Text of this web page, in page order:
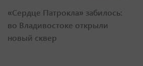
«Сердце Патрокла» забилось:
во Владивостоке открыли
новый сквер